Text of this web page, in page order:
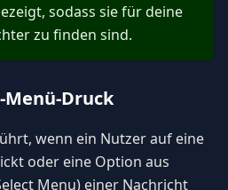
sodass sie für deine
zu finden sind.
Menü-Druck
wenn ein Nutzer auf eine
oder eine Option aus
Menu) einer Nachricht